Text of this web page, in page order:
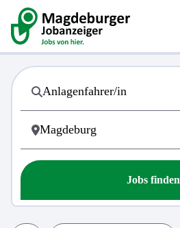
Jobs finden